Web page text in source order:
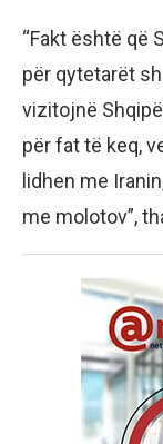
“Fakt është që
për qytetarët
vizitojnë
për fat të keq,
lidhen me
me molotov”,